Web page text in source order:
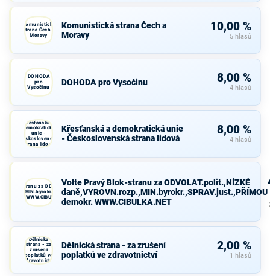
Komunistická
strana Čech a
Moravy
Komunistická strana Čech a
Moravy
10,00 %
5 hlasů
DOHODA
pro
Vysočinu
DOHODA pro Vysočinu 8,00 %
4 hlasů
Křesťanská a
demokratická
unie -
Československá
strana lidová
Křesťanská a demokratická unie
- Československá strana lidová
8,00 %
4 hlasů
Blok-stranu za ODVOLAT.polit.,NÍZKÉ
demokr. WWW.CIBULKA.NET
Volte Pravý Blok-stranu za ODVOLAT.polit.,NÍZKÉ
daně,VYROVN.rozp.,MIN.byrokr.,SPRAV.just.,PŘÍMOU
demokr. WWW.CIBULKA.NET
Dělnická
strana - za
zrušení
poplatků ve
zdravotnictví
Dělnická strana - za zrušení
poplatků ve zdravotnictví
2,00 %
1 hlasů